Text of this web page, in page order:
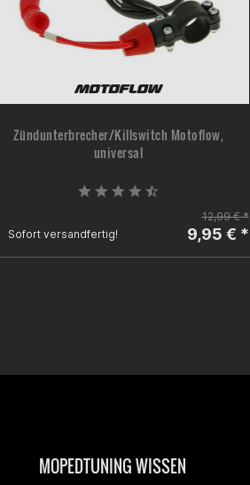
Zündunterbrecher/Killswitch Motoflow,
universal
Sofort versandfertig!
12,99 € *
9,95 € *
MOPEDTUNING WISSEN